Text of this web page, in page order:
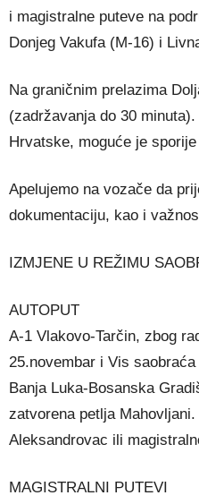
i magistralne puteve na
Donjeg Vakufa (M-16) i
Na graničnim prelazima
(zadržavanja do 30
Hrvatske, moguće je
Apelujemo na vozače da
dokumentaciju, kao i
IZMJENE U REŽIMU
AUTOPUT
A-1 Vlakovo-Tarčin, zbog
25.novembar i Vis
Banja Luka-Bosanska
zatvorena petlja
Aleksandrovac ili
MAGISTRALNI PUTEVI